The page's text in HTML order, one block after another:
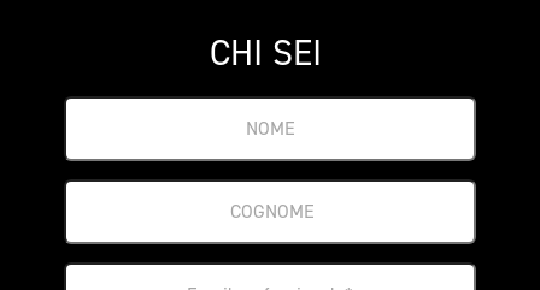
CHI SEI